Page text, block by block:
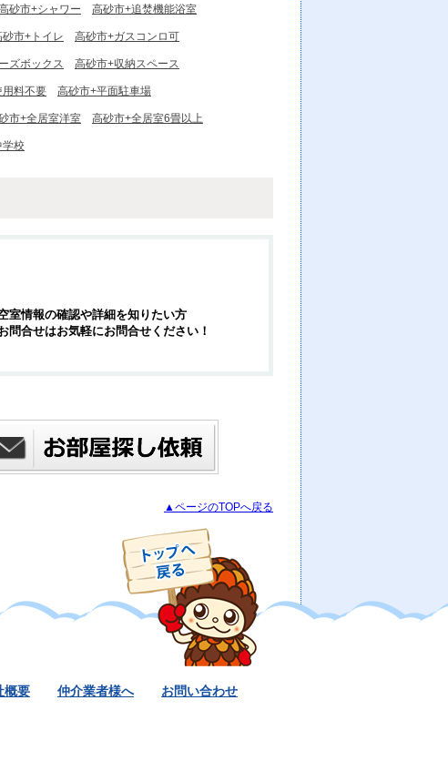
砂市+シャワー 高砂市+追焚機能浴室
砂市+トイレ 高砂市+ガスコンロ可
ズボックス 高砂市+収納スペース
用料不要 高砂市+平面駐車場
市+全居室洋室 高砂市+全居室6畳以上
学校
室情報の確認や詳細を知りたい方
問合せはお気軽にお問合せください！
▲ページのTOPへ戻る
概要 仲介業者様へ お問い合わせ